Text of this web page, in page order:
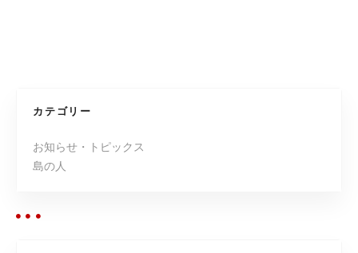
ナ
ビ
ゲ
ー
カテゴリー
お知らせ・トピックス
島の人